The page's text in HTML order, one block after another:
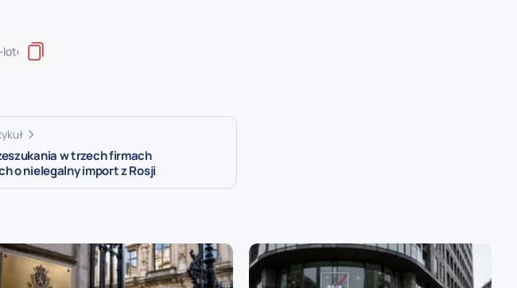
w trzech firmach
o nielegalny import z Rosji